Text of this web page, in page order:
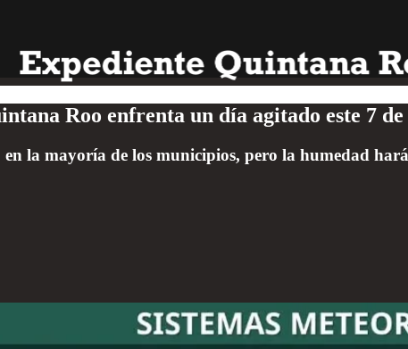
Roo enfrenta un día agitado este 7
la mayoría de los municipios, pero la humedad